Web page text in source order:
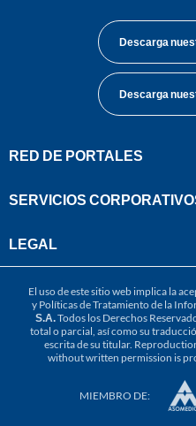
Descarga
Descarga
RED DE PORTALES
SERVICIOS
LEGAL
El uso de este sitio web implica la
y Políticas de Tratamiento de la
S.A.Todos los Derechos
total o parcial, así como su
escrita de su titular.
without written permission is
MIEMBRO DE: